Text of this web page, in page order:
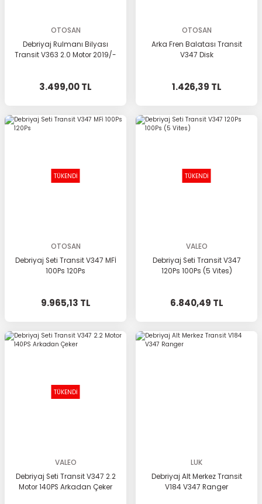
OTOSAN
Debriyaj Rulmanı Bilyası
Transit V363 2.0 Motor 2019/-
3.499,00 TL
OTOSAN
Arka Fren Balatası Transit
V347 Disk
1.426,39 TL
TÜKENDİ
OTOSAN
Debriyaj Seti Transit V347 MFİ
100Ps 120Ps
9.965,13 TL
TÜKENDİ
VALEO
Debriyaj Seti Transit V347
120Ps 100Ps (5 Vites)
6.840,49 TL
TÜKENDİ
VALEO
Debriyaj Seti Transit V347 2.2
Motor 140PS Arkadan Çeker
LUK
Debriyaj Alt Merkez Transit
V184 V347 Ranger